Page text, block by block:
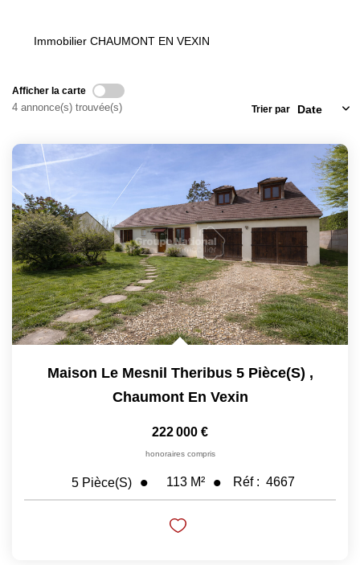
Locaux Commerciaux
VENTES INTERACTIVES
VENDRE
LOUER / GÉRER
NOS CLIENTS
Avis Clients
Immobilier CHAUMONT EN VEXIN
Afficher la carte
4 annonce(s) trouvée(s) Trier par
Maison Le Mesnil Theribus 5 Pièce(s) ,
Chaumont En Vexin
222 000 €
honoraires compris
5 Pièce(s) 113 M² Réf : 4667